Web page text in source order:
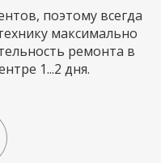
поэтому всегда
максимально
ремонта в
1...2 дня.